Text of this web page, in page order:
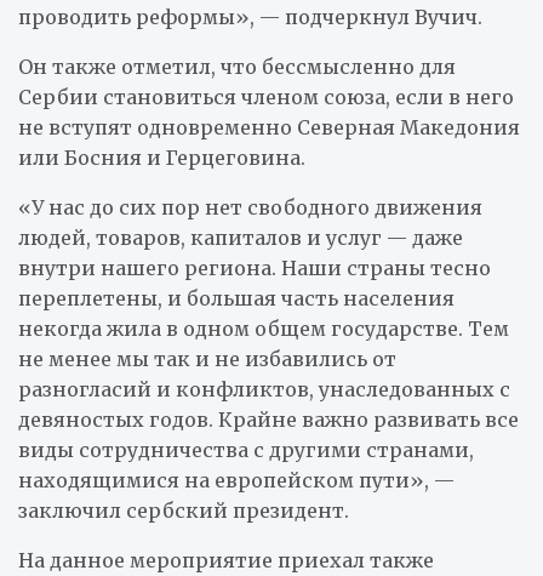
проводить реформы», — подчеркнул Вучич.
Он также отметил, что бессмысленно для
Сербии становиться членом союза, если в него
не вступят одновременно Северная Македония
или Босния и Герцеговина.
«У нас до сих пор нет свободного движения
людей, товаров, капиталов и услуг — даже
внутри нашего региона. Наши страны тесно
переплетены, и большая часть населения
некогда жила в одном общем государстве. Тем
не менее мы так и не избавились от
разногласий и конфликтов, унаследованных с
девяностых годов. Крайне важно развивать все
виды сотрудничества с другими странами,
находящимися на европейском пути», —
заключил сербский президент.
На данное мероприятие приехал также